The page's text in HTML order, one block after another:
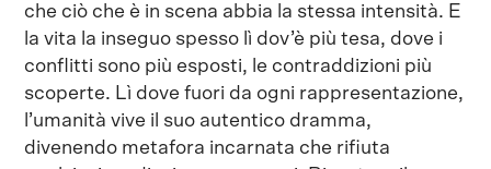
che ciò che è in scena abbia la stessa intensità. E
la vita la inseguo spesso lì dov’è più tesa, dove i
conflitti sono più esposti, le contraddizioni più
scoperte. Lì dove fuori da ogni rappresentazione,
l’umanità vive il suo autentico dramma,
divenendo metafora incarnata che rifiuta